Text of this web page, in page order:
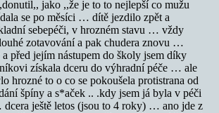
jako ,,že je to to nejlepší co mužu
se po měsíci … dítě jezdilo zpět a
sebepéči, v hrozném stavu … vždy
zotavování a pak chudera znovu …
a před jejím nástupem do školy jsem díky
získala dceru do výhradní péče … ale
hrozné to o co se pokoušela protistrana od
špíny a s*aček .. .kdy jsem já byla v péči
ještě letos (jsou to 4 roky) … ano jde z